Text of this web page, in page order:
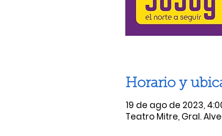
Horario y
19 de ago de 2023,
Teatro Mitre, Gral.